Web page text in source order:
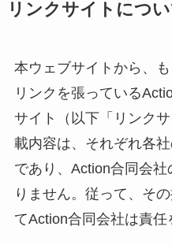
リンクサイトにつ
本ウェブサイトから、
リンクを張っている
サイト（以下「リンク
載内容は、それぞれ各
であり、Action合同会
りません。従って、そ
てAction合同会社は責任